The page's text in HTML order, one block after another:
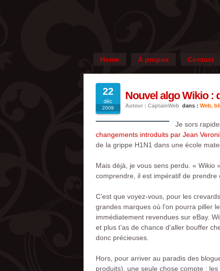
Home À propos Contact
22
déc
2009
Nouvel algo Wikio :
Auteur : CaptainWeb dans : Web,
Je sors
changements introduits par Jean
de la grippe H1N1 dans une école
Mais déjà, je vous sens perdu. « Wikio
comprendre, il est impératif de prendre
C’est que voyez-vous, pour les
grandes marques où l'on pourra piller
immédiatement revendues sur eBay.
et plus t’as de chance d’aller bouffer
donc précieuses.
Hors, pour arriver au paradis des
produits), une seule chose compte :